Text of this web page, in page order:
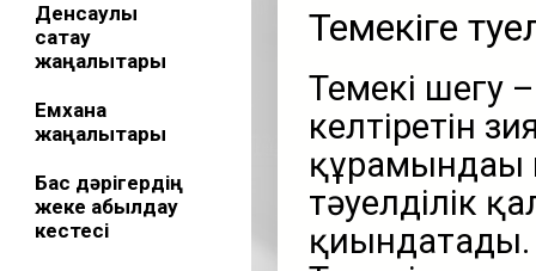
Денсаулық
сақтау
жаңалықтары
Емхана
жаңалықтары
Бас дәрігердің
жеке қабылдау
кестесі
Темекіге
Темекі шегу
келтіретін
құрамындағы
тәуелділік
қиындатады.